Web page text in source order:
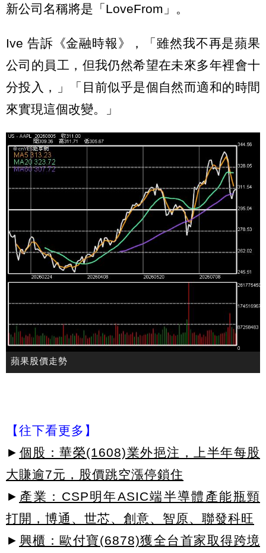
新公司名稱將是「LoveFrom」。
Ive 告訴《金融時報》，「雖然我不再是蘋果
公司的員工，但我仍然希望在未來多年裡會十
分投入，」「目前似乎是個自然而適和的時間
來實現這個改變。」
蘋果股價走勢
【往下看更多】
► 個股：華榮(1608)業外挹注，上半年每股
大賺逾7元，股價跳空漲停鎖住
► 產業：CSP明年ASIC端半導體產能瓶頸
打開，博通、世芯、創意、智原、聯發科旺
► 興櫃：歐付寶(6878)獲全台首家取得跨境